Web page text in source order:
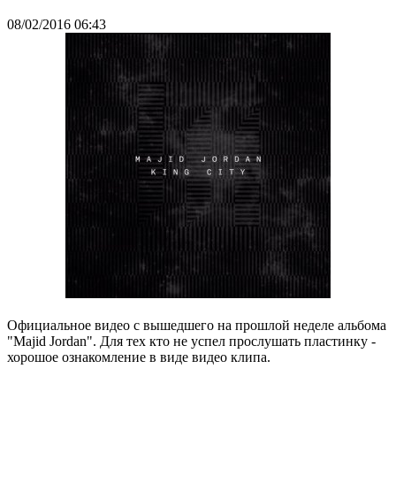
08/02/2016 06:43
Официальное видео с вышедшего на прошлой неделе альбома
"Majid Jordan". Для тех кто не успел прослушать пластинку -
хорошое ознакомление в виде видео клипа.